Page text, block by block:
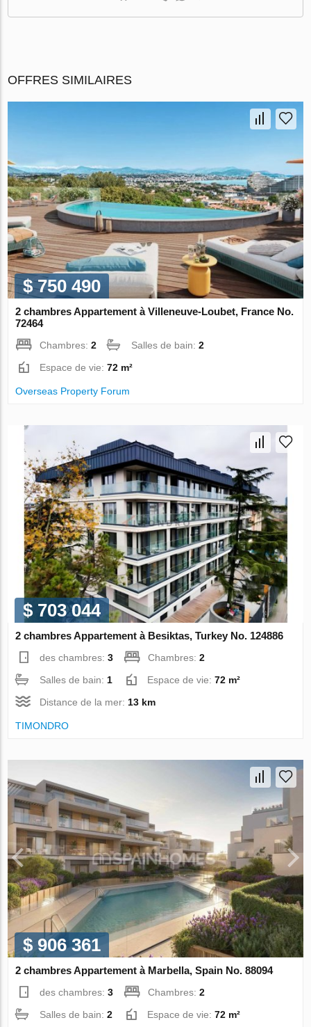
OFFRES SIMILAIRES
$ 750 490
2 chambres Appartement à Villeneuve-Loubet, France No.
72464
Chambres:2 Salles de bain:2
Espace de vie:72 m²
Overseas Property Forum
$ 703 044
2 chambres Appartement à Besiktas, Turkey No. 124886
des chambres:3 Chambres:2
Salles de bain: 1 Espace de vie:72 m²
Distance de la mer: 13 km
TIMONDRO
$ 906 361
2 chambres Appartement à Marbella, Spain No. 88094
des chambres:3 Chambres:2
Salles de bain:2 Espace de vie:72 m²